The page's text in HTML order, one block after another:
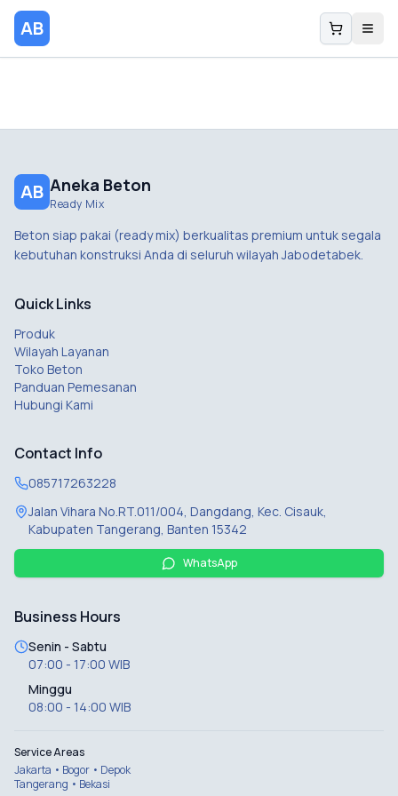
AB
AB Aneka Beton
Ready Mix
Beton siap pakai (ready mix) berkualitas premium untuk segala
kebutuhan konstruksi Anda di seluruh wilayah Jabodetabek.
Quick Links
Produk
Wilayah Layanan
Toko Beton
Panduan Pemesanan
Hubungi Kami
Contact Info
085717263228
Jalan Vihara No.RT.011/004, Dangdang, Kec. Cisauk,
Kabupaten Tangerang, Banten 15342
WhatsApp
Business Hours
Senin - Sabtu
07:00 - 17:00 WIB
Minggu
08:00 - 14:00 WIB
Service Areas
Jakarta • Bogor • Depok
Tangerang • Bekasi